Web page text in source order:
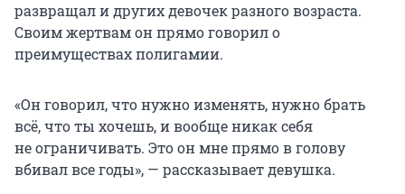
развращал и других девочек разного возраста.
Своим жертвам он прямо говорил о
преимуществах полигамии.
«Он говорил, что нужно изменять, нужно брать
всё, что ты хочешь, и вообще никак себя
не ограничивать. Это он мне прямо в голову
вбивал все годы», — рассказывает девушка.